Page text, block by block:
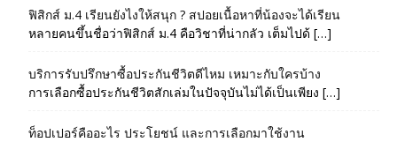
ฟิสิกส์ ม.4 เรียนยังไงให้สนุก ? สปอยเนื้อหาที่น้องจะได้เรียน
หลายคนขึ้นชื่อว่าฟิสิกส์ ม.4 คือวิชาที่น่ากลัว เต็มไปด้ […]
บริการรับปรึกษาซื้อประกันชีวิตดีไหม เหมาะกับใครบ้าง
การเลือกซื้อประกันชีวิตสักเล่มในปัจจุบันไม่ได้เป็นเพียง […]
ท็อปเปอร์คืออะไร ประโยชน์ และการเลือกมาใช้งาน